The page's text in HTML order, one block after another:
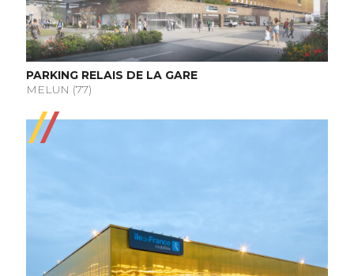
PARKING RELAIS DE LA GARE
MELUN (77)